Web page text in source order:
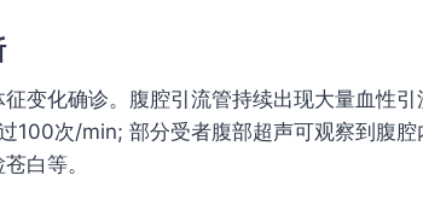
变化确诊。腹腔引流管持续出现大量血性
100次/min; 部分受者腹部超声可观察到腹
白等。